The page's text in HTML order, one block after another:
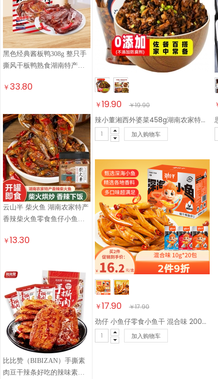
黑色经典酱板鸭308g 整只手
撕风干板鸭熟食湖南特产卤
￥ 33.80
云山半 柴火鱼 湖南农家特产
香辣柴火鱼零食鱼仔小鱼干
￥13.30
比比赞（BIBIZAN）手撕素
肉豆干辣条好吃的辣味素肉
￥19.90 ￥19.90
辣小董湘西外婆菜458g湖南农家特产下饭菜榨菜香辣酱腌菜咸菜萝卜干早餐
加入购物车
￥17.90 ￥17.90
劲仔 小鱼仔零食小鱼干 混合味 200g/盒 20包
加入购物车